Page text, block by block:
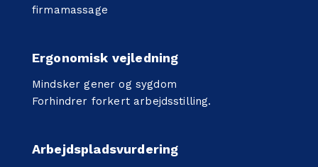
firmamassage
Ergonomisk vejledning
Mindsker gener og sygdom
Forhindrer forkert arbejdsstilling.
Arbejdspladsvurdering